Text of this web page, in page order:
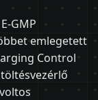
GMP
emlegetett
Control